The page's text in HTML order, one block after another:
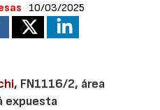
10/03/2025
, FN1116/2, área
expuesta